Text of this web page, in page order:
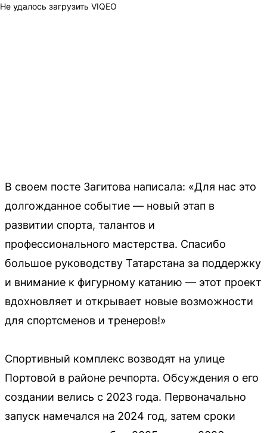
Не удалось загрузить VIQEO
В своем посте Загитова написала: «Для нас это
долгожданное событие — новый этап в
развитии спорта, талантов и
профессионального мастерства. Спасибо
большое руководству Татарстана за поддержку
и внимание к фигурному катанию — этот проект
вдохновляет и открывает новые возможности
для спортсменов и тренеров!»
Спортивный комплекс возводят на улице
Портовой в районе речпорта. Обсуждения о его
создании велись с 2023 года. Первоначально
запуск намечался на 2024 год, затем сроки